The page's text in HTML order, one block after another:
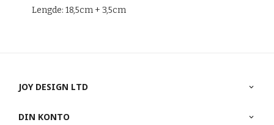
Lengde: 18,5cm + 3,5cm
JOY DESIGN LTD
DIN KONTO